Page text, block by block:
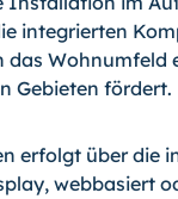
integrierten
Wohnumfeld
Gebieten fördert.
erfolgt über die
webbasiert